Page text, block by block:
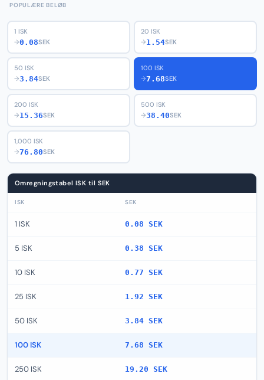
POPULÆRE BELØB
1 ISK
→0.08SEK
20 ISK
→1.54SEK
50 ISK
→3.84SEK
100 ISK
→7.68SEK
200 ISK
→15.36SEK
500 ISK
→38.40SEK
1,000 ISK
→76.80SEK
Omregningstabel ISK til SEK
ISK SEK
1 ISK 0.08 SEK
5 ISK 0.38 SEK
10 ISK 0.77 SEK
25 ISK 1.92 SEK
50 ISK 3.84 SEK
100 ISK 7.68 SEK
250 ISK 19.20 SEK